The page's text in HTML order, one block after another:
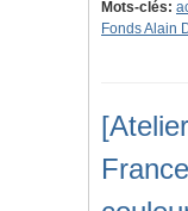
Mots-clés:
Fonds Alain